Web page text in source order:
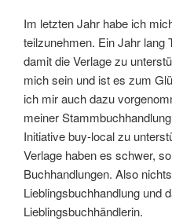
Im letzten Jahr habe ich
teilzunehmen. Ein Jahr lang
damit die Verlage zu
mich sein und ist es zum
ich mir auch dazu
meiner
Initiative buy-local zu
Verlage haben es schwer,
Buchhandlungen. Also
Lieblingsbuchhandlung und
Lieblingsbuchhändlerin.